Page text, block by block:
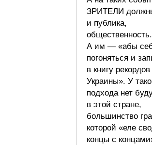
ЗРИТЕЛИ
и публика,
общественность.
А им — «абы
погоняться и
в книгу рекордов
Украины». У
подхода нет
в этой стране,
большинство
которой «еле
концы с